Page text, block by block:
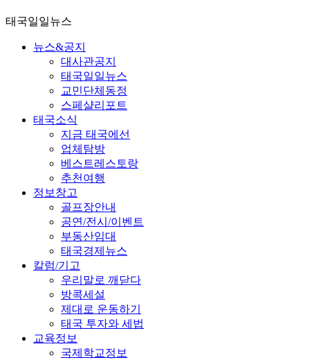
태국일일뉴스
뉴스&공지
대사관공지
태국일일뉴스
교민단체동정
스페샬리포트
태국소식
지금 태국에선
업체탐방
베스트레스토랑
추천여행
정보창고
골프장안내
공연/전시/이벤트
부동산임대
태국경제뉴스
칼럼/기고
우리말로 깨닫다
방콕세설
제대로 운동하기
태국 투자와 세법
교육정보
국제학교정보